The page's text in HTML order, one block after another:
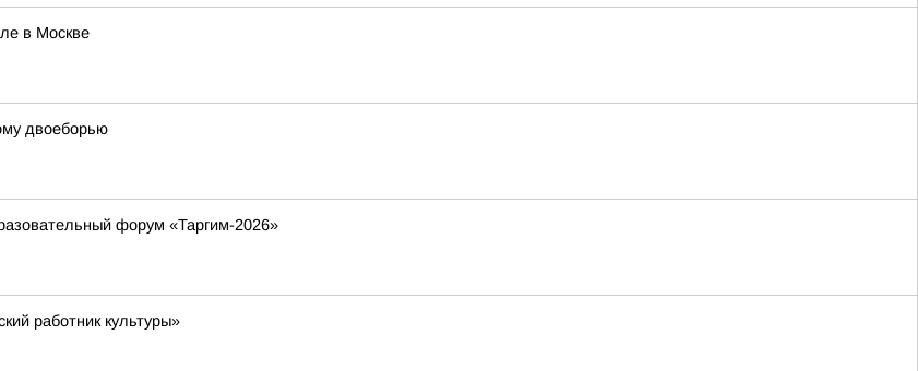
в Москве
двоеборью
форум «Таргим-2026»
работник культуры»